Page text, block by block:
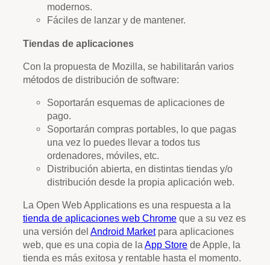
modernos.
Fáciles de lanzar y de mantener.
Tiendas de aplicaciones
Con la propuesta de Mozilla, se habilitarán varios
métodos de distribución de software:
Soportarán esquemas de aplicaciones de
pago.
Soportarán compras portables, lo que pagas
una vez lo puedes llevar a todos tus
ordenadores, móviles, etc.
Distribución abierta, en distintas tiendas y/o
distribución desde la propia aplicación web.
La Open Web Applications es una respuesta a la
tienda de aplicaciones web Chrome que a su vez es
una versión del Android Marketpara aplicaciones
web, que es una copia de la App Store de Apple, la
tienda es más exitosa y rentable hasta el momento.